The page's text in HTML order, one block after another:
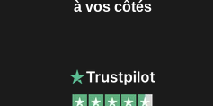
à vos côtés